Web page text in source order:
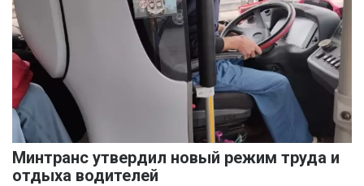
Чайкисова
Вячеслав Финагин
(5)
Иван Панов
Анна Лопаткина
Артём Шишков(4)
Владимир Ревенку
Минтранс утвердил новый режим труда и
отдыха водителей